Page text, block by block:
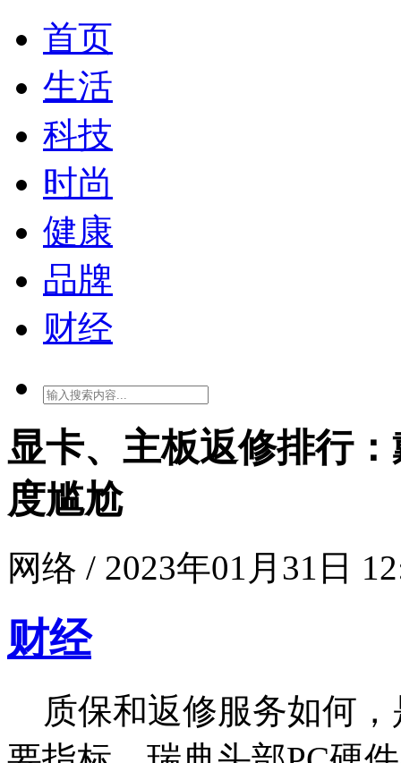
首页
生活
科技
时尚
健康
品牌
财经
显卡、主板返修排行
度尴尬
网络 / 2023年01月31日
财经
质保和返修服务如何，